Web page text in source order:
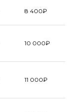
8 400₽
10 000₽
11 000₽